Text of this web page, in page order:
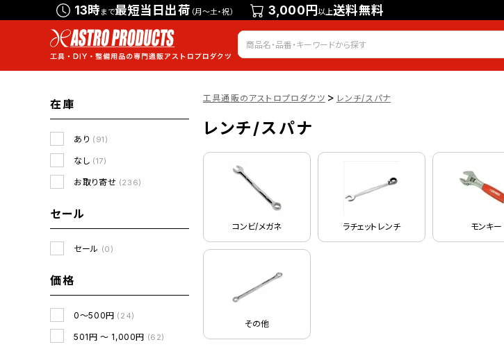
13時まで最短当日出荷 （月～土・祝） 3,000円以上送料無料
会員登録 ログイン お気に入り
在庫
あり (91)
なし (17)
お取り寄せ (236)
セール
セール (0)
価格
0～500円 (24)
501円 ～ 1,000円 (62)
工具通販のアストロプロダクツ > レンチ/スパナ
レンチ/スパナ
コンビ/メガネ ラチェットレンチ モンキー
その他